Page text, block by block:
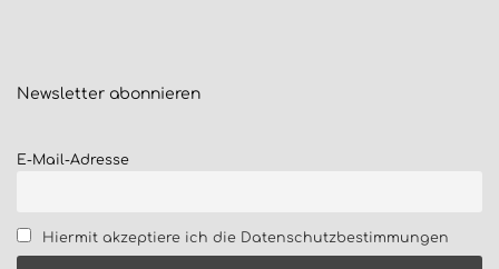
Newsletter abonnieren
E-Mail-Adresse
Hiermit akzeptiere ich die Datenschutzbestimmungen